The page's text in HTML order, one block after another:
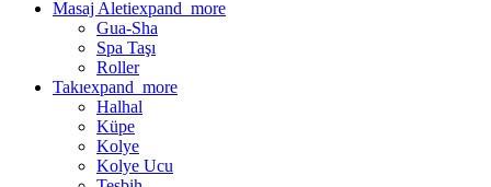
Masaj Aletiexpand_more
Gua-Sha
Spa Taşı
Roller
Takıexpand_more
Halhal
Küpe
Kolye
Kolye Ucu